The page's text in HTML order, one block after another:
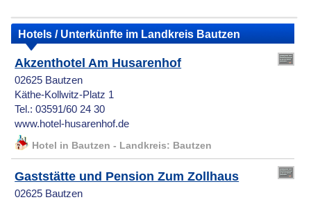
Hotels / Unterkünfte im Landkreis Bautzen
Akzenthotel Am Husarenhof
02625 Bautzen
Käthe-Kollwitz-Platz 1
Tel.: 03591/60 24 30
www.hotel-husarenhof.de
Hotel in Bautzen - Landkreis: Bautzen
Gaststätte und Pension Zum Zollhaus
02625 Bautzen